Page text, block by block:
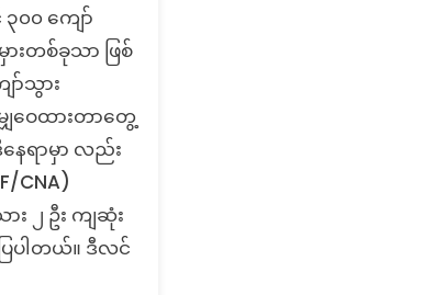
၀၀ ကျော်
တစ်ခုသာ ဖြစ်
ာ်သွား
ဝေထားတာတွေ့
ေရာမှာ လည်း
CNA)
၂ ဦး ကျဆုံး
ပါတယ်။ ဒီလင်